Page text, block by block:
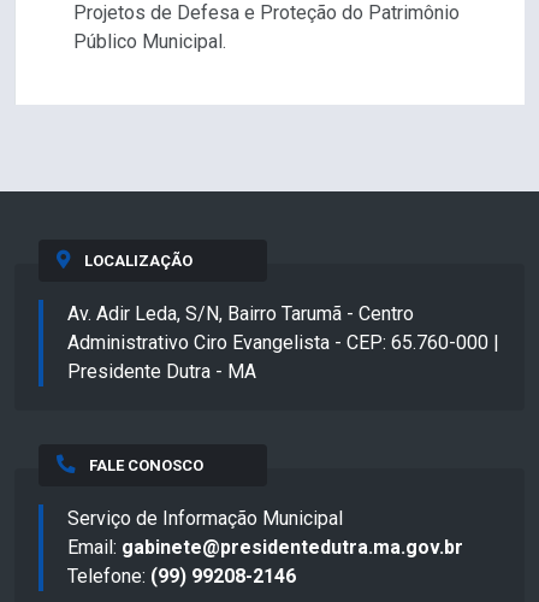
Projetos de Defesa e Proteção do Patrimônio
Público Municipal.
LOCALIZAÇÃO
Av. Adir Leda, S/N, Bairro Tarumã - Centro
Administrativo Ciro Evangelista - CEP: 65.760-000 |
Presidente Dutra - MA
FALE CONOSCO
Serviço de Informação Municipal
Email: gabinete@presidentedutra.ma.gov.br
Telefone: (99) 99208-2146